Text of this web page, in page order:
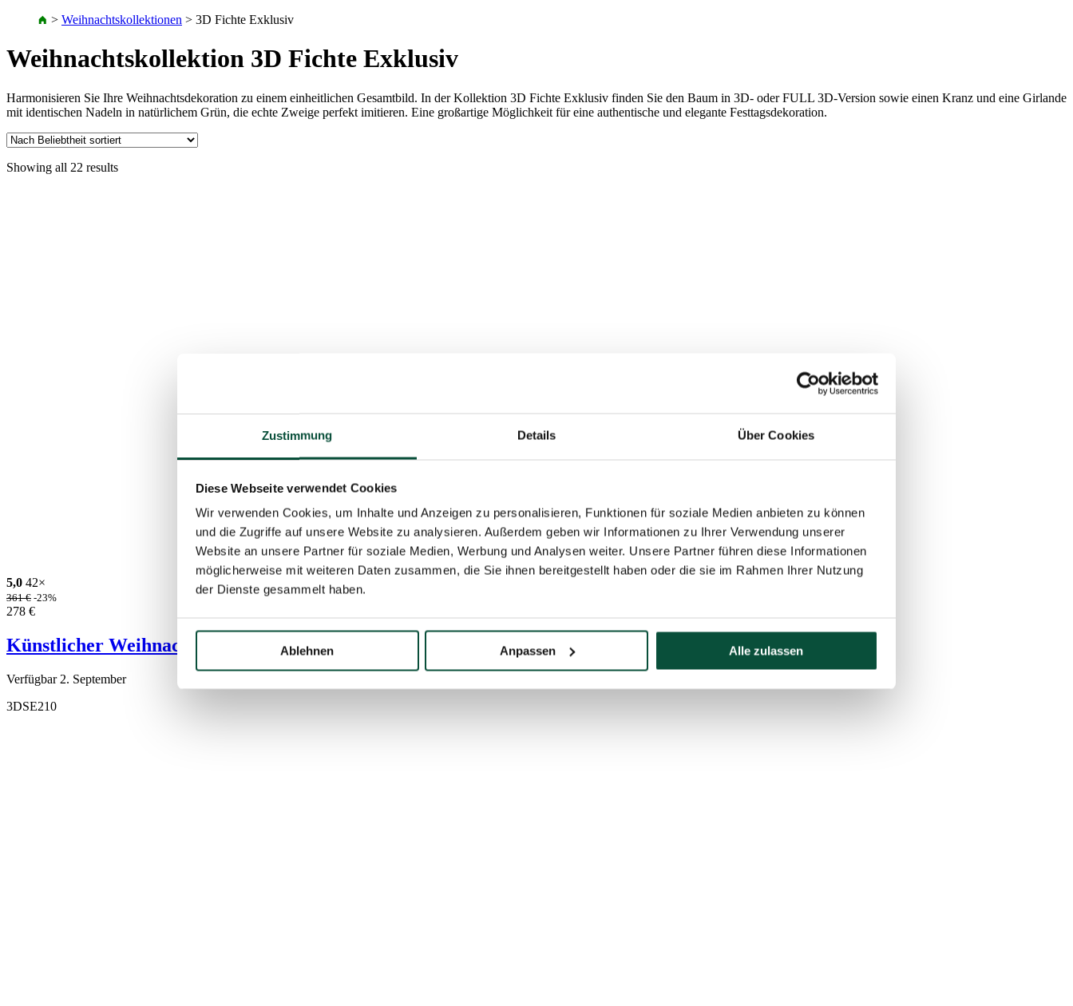
Zustimmung Details Über Cookies
Diese Webseite verwendet Cookies
Wir verwenden Cookies, um Inhalte und Anzeigen zu personalisieren, Funktionen für soziale Medien anbieten zu können
und die Zugriffe auf unsere Website zu analysieren. Außerdem geben wir Informationen zu Ihrer Verwendung unserer
Website an unsere Partner für soziale Medien, Werbung und Analysen weiter. Unsere Partner führen diese Informationen
möglicherweise mit weiteren Daten zusammen, die Sie ihnen bereitgestellt haben oder die sie im Rahmen Ihrer Nutzung
der Dienste gesammelt haben.
Ablehnen Anpassen Alle zulassen
> Weihnachtskollektionen > 3D Fichte Exklusiv
Weihnachtskollektion 3D Fichte Exklusiv
Harmonisieren Sie Ihre Weihnachtsdekoration zu einem einheitlichen Gesamtbild. In der Kollektion 3D Fichte Exklusiv finden Sie den Baum in 3D- oder FULL 3D-Version sowie einen Kranz und eine Girlande
mit identischen Nadeln in natürlichem Grün, die echte Zweige perfekt imitieren. Eine großartige Möglichkeit für eine authentische und elegante Festtagsdekoration.
Showing all 22 results
5,0 42×
361€ -23%
278 €
Künstlicher Weihnachtsbaum 3D Fichte Exklusiv 210cm
Verfügbar 2. September
3DSE210